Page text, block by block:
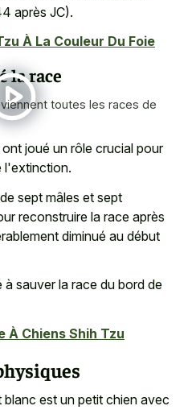
après JC).
À La Couleur Du Foie
la race
toutes les races de
joué un rôle crucial pour
l'extinction.
sept mâles et sept
reconstruire la race après
diminué au début
sauver la race du bord de
À Chiens Shih Tzu
est un petit chien avec